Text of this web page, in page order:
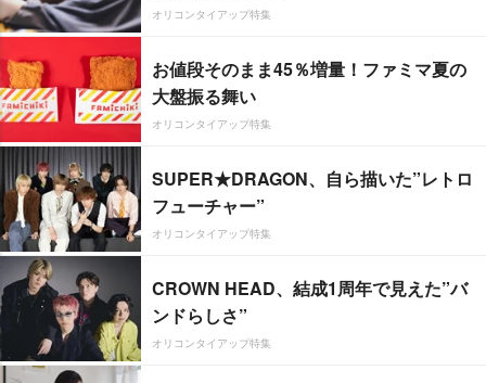
オリコンタイアップ特集
お値段そのまま45％増量！ファミマ夏の
大盤振る舞い
オリコンタイアップ特集
SUPER★DRAGON、自ら描いた”レトロ
フューチャー”
オリコンタイアップ特集
CROWN HEAD、結成1周年で見えた”バ
ンドらしさ”
オリコンタイアップ特集